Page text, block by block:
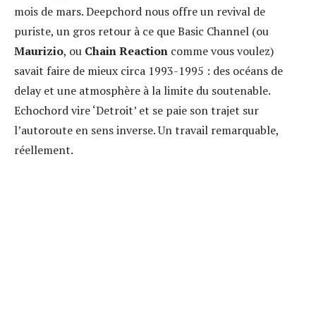
mois de mars. Deepchord nous offre un revival de
puriste, un gros retour à ce que Basic Channel (ou
Maurizio, ou Chain Reaction comme vous voulez)
savait faire de mieux circa 1993-1995 : des océans de
delay et une atmosphère à la limite du soutenable.
Echochord vire ‘Detroit’ et se paie son trajet sur
l’autoroute en sens inverse. Un travail remarquable,
réellement.